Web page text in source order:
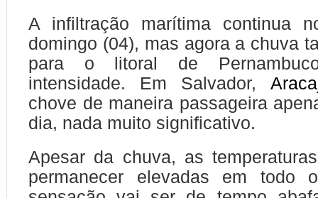
A infiltração marítima continua
domingo (04), mas agora a chuva
para o litoral de
intensidade. Em Salvador,
chove de maneira passageira
dia, nada muito significativo.
Apesar da chuva, as
permanecer elevadas em todo